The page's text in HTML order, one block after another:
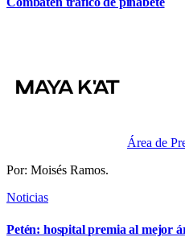
Área de
Por: Moisés Ramos.
Noticias
Petén: hospital premia al mejor